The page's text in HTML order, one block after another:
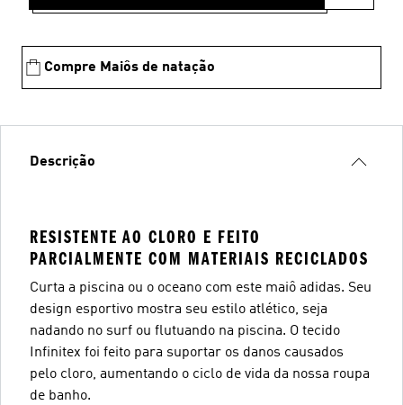
Compre Maiôs de natação
Descrição
RESISTENTE AO CLORO E FEITO
PARCIALMENTE COM MATERIAIS RECICLADOS
Curta a piscina ou o oceano com este maiô adidas. Seu
design esportivo mostra seu estilo atlético, seja
nadando no surf ou flutuando na piscina. O tecido
Infinitex foi feito para suportar os danos causados
pelo cloro, aumentando o ciclo de vida da nossa roupa
de banho.